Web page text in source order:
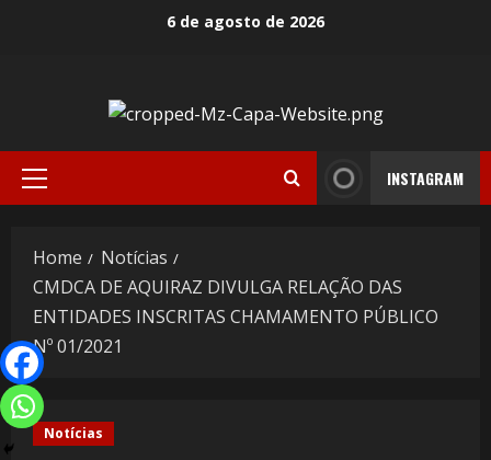
6 de agosto de 2026
INSTAGRAM
Home
Notícias
CMDCA DE AQUIRAZ DIVULGA RELAÇÃO DAS
ENTIDADES INSCRITAS CHAMAMENTO PÚBLICO
Nº 01/2021
Notícias